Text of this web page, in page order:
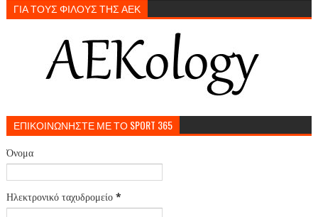
ΓΙΑ ΤΟΥΣ ΦΙΛΟΥΣ ΤΗΣ ΑΕΚ
ΕΠΙΚΟΙΝΩΝΗΣΤΕ ΜΕ ΤΟ SPORT 365
Όνομα
Ηλεκτρονικό ταχυδρομείο *